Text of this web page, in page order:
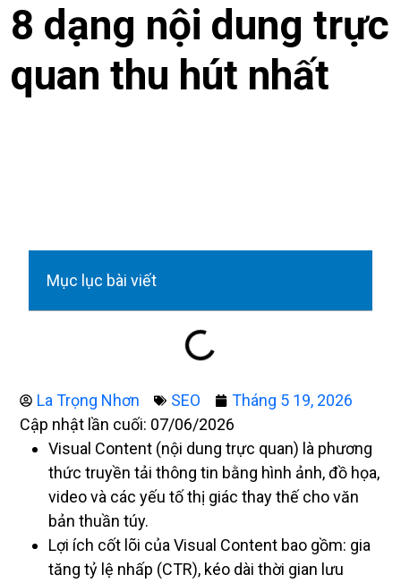
8 dạng nội dung trực
quan thu hút nhất
Mục lục bài viết
La Trọng Nhơn SEO
Tháng 5 19, 2026
Cập nhật lần cuối: 07/06/2026
Visual Content (nội dung trực quan) là phương
thức truyền tải thông tin bằng hình ảnh, đồ họa,
video và các yếu tố thị giác thay thế cho văn
bản thuần túy.
Lợi ích cốt lõi của Visual Content bao gồm: gia
tăng tỷ lệ nhấp (CTR), kéo dài thời gian lưu